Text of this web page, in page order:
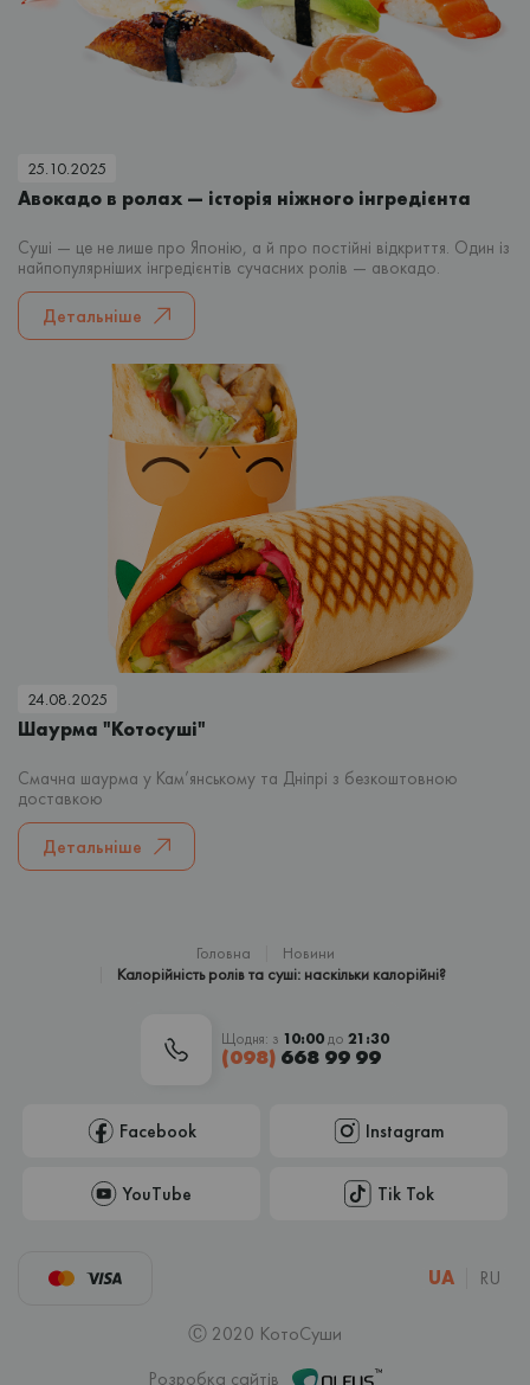
25.10.2025
Авокадо в ролах — історія ніжного інгредієнта
Суші — це не лише про Японію, а й про постійні відкриття. Один із
найпопулярніших інгредієнтів сучасних ролів — авокадо.
Детальніше
24.08.2025
Шаурма "Котосуші"
Смачна шаурма у Кам’янському та Дніпрі з безкоштовною
доставкою
Детальніше
Головна
Новини
Калорійність ролів та суші: наскільки калорійні?
Щодня: з 10:00до 21:30
(098) 668 99 99
Facebook Instagram
YouTube Tik Tok
UA RU
Ⓒ 2020 КотоСуши
Розробка сайтів